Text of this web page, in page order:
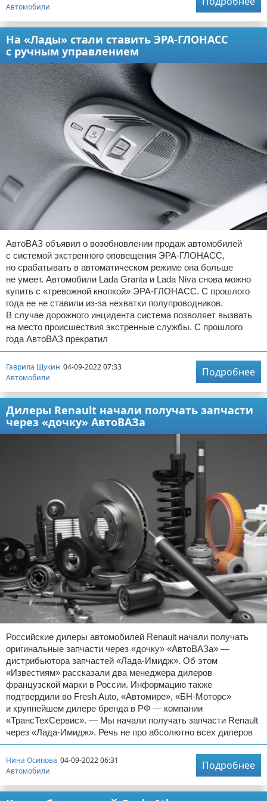
Автомобили
На «Лады» стали ставить ЭРА-ГЛОНАСС
с ручным управлением
АвтоВАЗ объявил о возобновлении продаж автомобилей
с системой экстренного оповещения ЭРА-ГЛОНАСС,
но срабатывать в автоматическом режиме она больше
не умеет. Автомобили Lada Granta и Lada Niva снова можно
купить с «тревожной кнопкой» ЭРА-ГЛОНАСС. С прошлого
года ее не ставили из-за нехватки полупроводников.
В случае дорожного инцидента система позволяет вызвать
на место происшествия экстренные службы. С прошлого
года АвтоВАЗ прекратил
Гаврила Щукин 04-09-2022 07:33
Автомобили
Подробнее
Дилеры Renault начали получать запчасти
через «дочку» АвтоВАЗа
Российские дилеры автомобилей Renault начали получать
оригинальные запчасти через «дочку» «АвтоВАЗа» —
дистрибьютора запчастей «Лада-Имидж». Об этом
«Известиям» рассказали два менеджера дилеров
французской марки в России. Информацию также
подтвердили во Fresh Auto, «Автомире», «БН-Моторс»
и крупнейшем дилере бренда в РФ — компании
«ТрансТехСервис». — Мы начали получать запчасти Renault
через «Лада-Имидж». Речь не про абсолютно всех дилеров
Нина Осипова 04-09-2022 06:31
Автомобили
Подробнее